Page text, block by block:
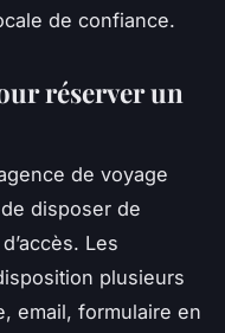
de confiance.
réserver un
de voyage
disposer de
Les
plusieurs
email, formulaire en